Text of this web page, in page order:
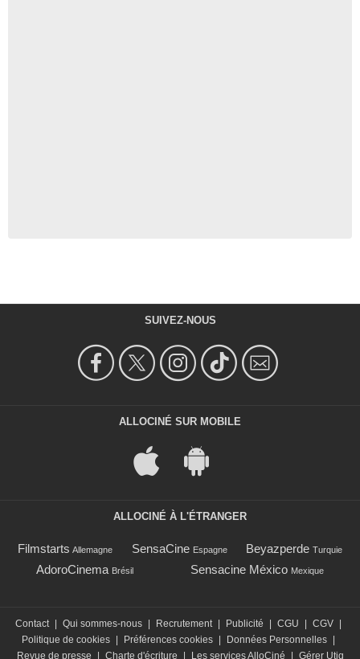
SUIVEZ-NOUS
ALLOCINÉ SUR MOBILE
ALLOCINÉ À L'ÉTRANGER
Filmstarts Allemagne SensaCine Espagne Beyazperde Turquie
AdoroCinema Brésil Sensacine México Mexique
Contact | Qui sommes-nous | Recrutement | Publicité | CGU | CGV |
Politique de cookies | Préférences cookies | Données Personnelles |
Revue de presse
| Charte d'écriture | Les services AlloCiné | Gérer Utiq